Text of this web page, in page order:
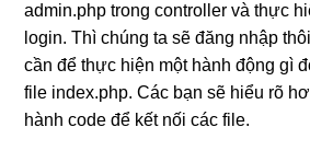
admin.php trong controller và thực
login. Thì chúng ta sẽ đăng nhập
cần để thực hiện một hành động gì
file index.php. Các bạn sẽ hiểu rõ
hành code để kết nối các file.